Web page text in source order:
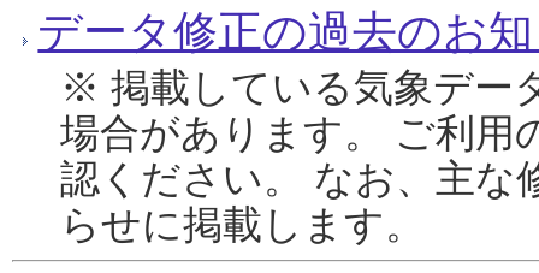
データ修正の過去のお
※ 掲載している気象デー
場合があります。 ご利用
認ください。 なお、主な
らせに掲載します。